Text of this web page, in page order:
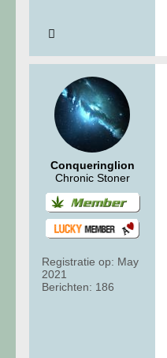
Conqueringlion
Chronic Stoner
Registratie op: May
2021
Berichten: 186